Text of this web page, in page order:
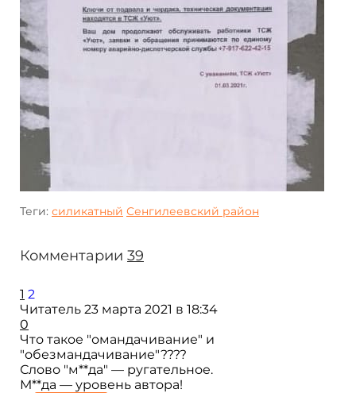
Теги: силикатный Сенгилеевский район
Комментарии 39
1 2
Читатель 23 марта 2021 в 18:34
0
Что такое "омандачивание" и
"обезмандачивание"????
Слово "м**да" — ругательное.
М**да — уровень автора!